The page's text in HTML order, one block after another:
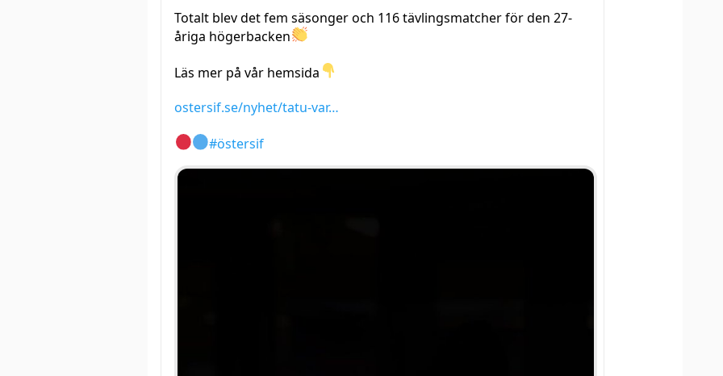
Totalt blev det fem säsonger och 116 tävlingsmatcher för den 27-
åriga högerbacken
Läs mer på vår hemsida
ostersif.se/nyhet/tatu-var…
#östersif